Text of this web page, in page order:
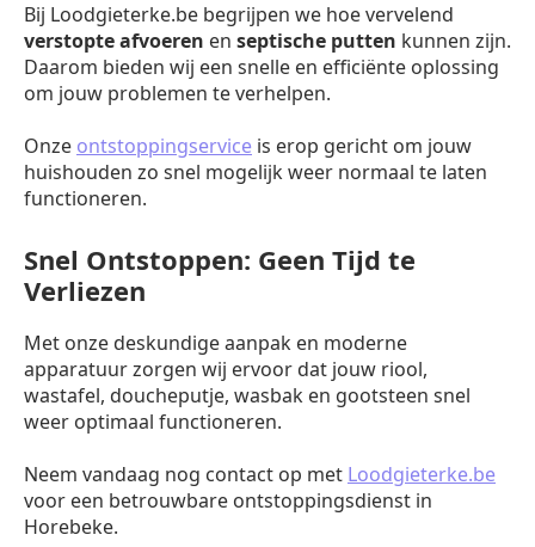
Bij Loodgieterke.be begrijpen we hoe vervelend
verstopte afvoeren en septische putten kunnen zijn.
Daarom bieden wij een snelle en efficiënte oplossing
om jouw problemen te verhelpen.
Onze ontstoppingservice is erop gericht om jouw
huishouden zo snel mogelijk weer normaal te laten
functioneren.
Snel Ontstoppen: Geen Tijd te
Verliezen
Met onze deskundige aanpak en moderne
apparatuur zorgen wij ervoor dat jouw riool,
wastafel, doucheputje, wasbak en gootsteen snel
weer optimaal functioneren.
Neem vandaag nog contact op met Loodgieterke.be
voor een betrouwbare ontstoppingsdienst in
Horebeke.